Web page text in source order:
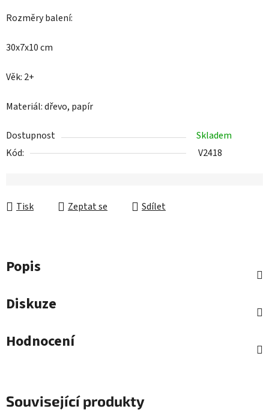
Rozměry balení:
30x7x10 cm
Věk: 2+
Materiál: dřevo, papír
Dostupnost
Skladem
Kód:
V2418
Tisk Zeptat se Sdílet
Popis
Diskuze
Hodnocení
Související produkty